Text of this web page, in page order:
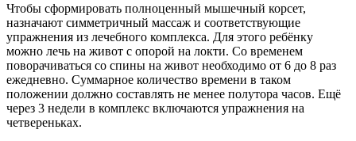
Чтобы сформировать полноценный мышечный корсет,
назначают симметричный массаж и соответствующие
упражнения из лечебного комплекса. Для этого ребёнку
можно лечь на живот с опорой на локти. Со временем
поворачиваться со спины на живот необходимо от 6 до 8 раз
ежедневно. Суммарное количество времени в таком
положении должно составлять не менее полутора часов. Ещё
через 3 недели в комплекс включаются упражнения на
четвереньках.